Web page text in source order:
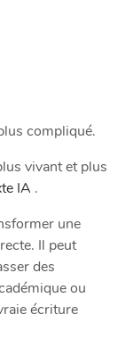
compliqué.
vivant et plus
IA .
une
Il peut
des
ou
écriture